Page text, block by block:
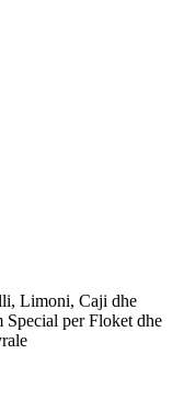
Limoni, Caji dhe
per Floket dhe